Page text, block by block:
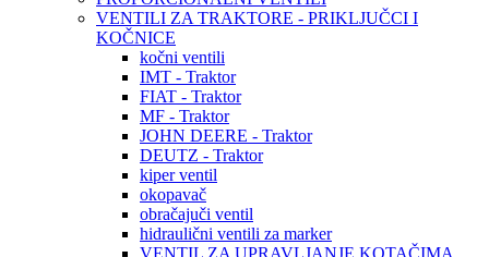
VENTILI ZA TRAKTORE - PRIKLJUČCI I
KOČNICE
kočni ventili
IMT - Traktor
FIAT - Traktor
MF - Traktor
JOHN DEERE - Traktor
DEUTZ - Traktor
kiper ventil
okopavač
obračajuči ventil
hidraulični ventili za marker
VENTIL ZA UPRAVLJANJE KOTAČIMA